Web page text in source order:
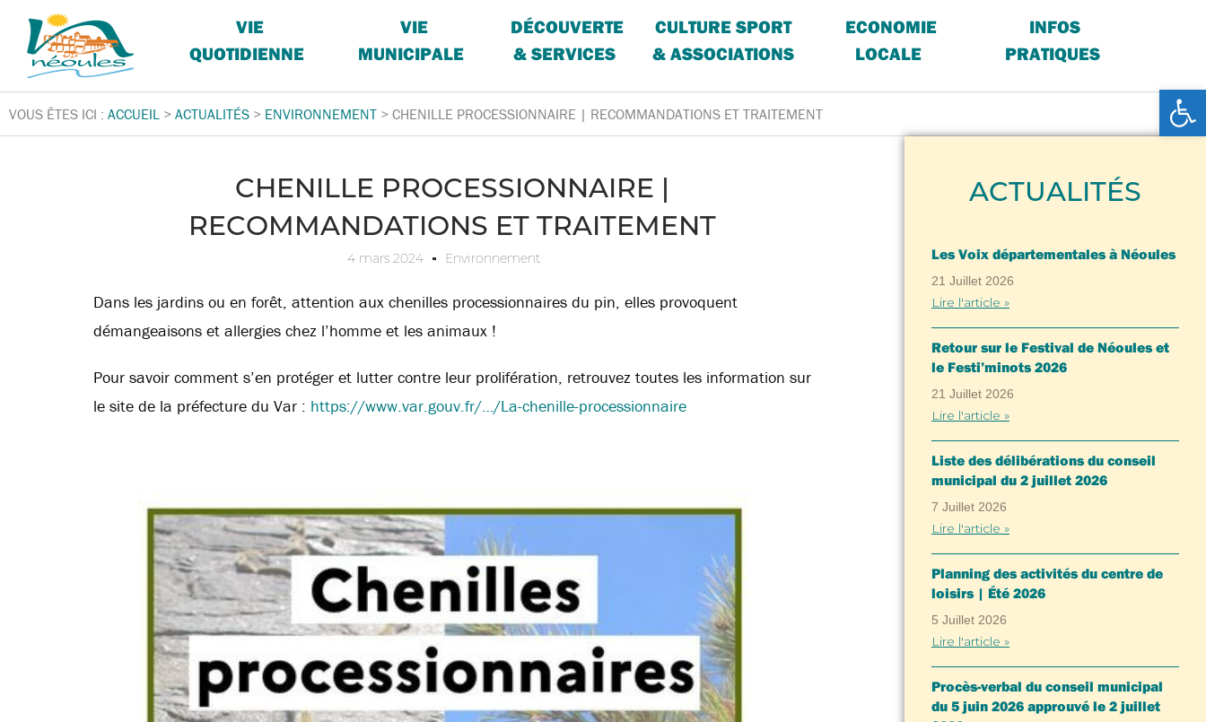
VIE
QUOTIDIENNE
VIE
MUNICIPALE
DÉCOUVERTE
& SERVICES
CULTURE SPORT
& ASSOCIATIONS
ECONOMIE
LOCALE
INFOS
PRATIQUES
VOUS ÊTES ICI : ACCUEIL > ACTUALITÉS > ENVIRONNEMENT > CHENILLE PROCESSIONNAIRE | RECOMMANDATIONS ET TRAITEMENT
CHENILLE PROCESSIONNAIRE |
RECOMMANDATIONS ET TRAITEMENT
4 mars 2024 Environnement
Dans les jardins ou en forêt, attention aux chenilles processionnaires du pin, elles provoquent
démangeaisons et allergies chez l’homme et les animaux !
Pour savoir comment s’en protéger et lutter contre leur prolifération, retrouvez toutes les information sur
le site de la préfecture du Var : https://www.var.gouv.fr/…/La-chenille-processionnaire
ACTUALITÉS
Les Voix départementales à Néoules
21 Juillet 2026
Lire l'article »
Retour sur le Festival de Néoules et
le Festi’minots 2026
21 Juillet 2026
Lire l'article »
Liste des délibérations du conseil
municipal du 2 juillet 2026
7 Juillet 2026
Lire l'article »
Planning des activités du centre de
loisirs | Été 2026
5 Juillet 2026
Lire l'article »
Procès-verbal du conseil municipal
du 5 juin 2026 approuvé le 2 juillet